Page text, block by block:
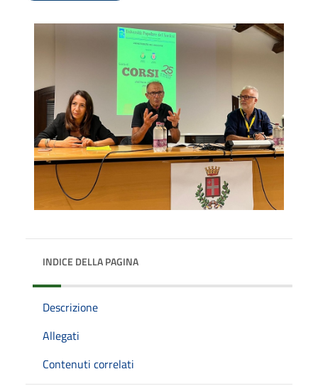
INDICE DELLA PAGINA
Descrizione
Allegati
Contenuti correlati